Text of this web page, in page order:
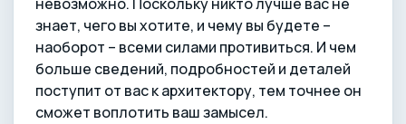
знает, чего вы хотите, и чему вы будете –
наоборот – всеми силами противиться. И чем
больше сведений, подробностей и деталей
поступит от вас к архитектору, тем точнее он
сможет воплотить ваш замысел.